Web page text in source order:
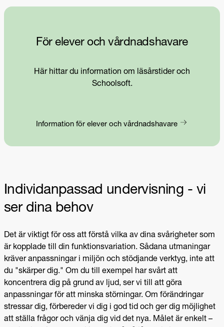
För elever och vårdnadshavare
Här hittar du information om läsårstider och
Schoolsoft.
Information för elever och vårdnadshavare
Individanpassad undervisning - vi
ser dina behov
Det är viktigt för oss att förstå vilka av dina svårigheter som
är kopplade till din funktionsvariation. Sådana utmaningar
kräver anpassningar i miljön och stödjande verktyg, inte att
du "skärper dig." Om du till exempel har svårt att
koncentrera dig på grund av ljud, ser vi till att göra
anpassningar för att minska störningar. Om förändringar
stressar dig, förbereder vi dig i god tid och ger dig möjlighet
att ställa frågor och vänja dig vid det nya. Målet är enkelt –